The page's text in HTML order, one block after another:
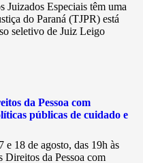
Juizados Especiais têm uma
do Paraná (TJPR) está
seletivo de Juiz Leigo
da Pessoa com
públicas de cuidado e
18 de agosto, das 19h às
da Pessoa com